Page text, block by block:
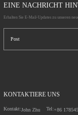
EINE NACHRICHT
Erhalten Sie E-Mail-Updates zu unseren
KONTAKTIERE UNS
Kontakt:John Zhu Tel:+86